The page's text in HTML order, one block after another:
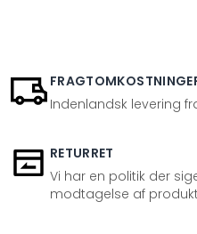
Indenlandsk levering
RETURRET
Vi har en politik der
modtagelse af